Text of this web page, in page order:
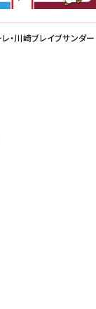
・川崎ブレイブサンダー